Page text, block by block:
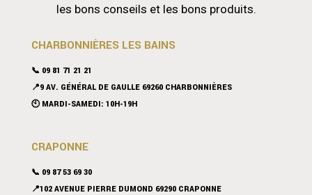
les bons conseils et les bons produits.
CHARBONNIÈRES LES BAINS
📞 09 81 71 21 21
📍9 AV. GÉNÉRAL DE GAULLE 69260 CHARBONNIÈRES
🕙 MARDI-SAMEDI: 10H-19H
CRAPONNE
📞 09 87 53 69 30
📍102 AVENUE PIERRE DUMOND 69290 CRAPONNE